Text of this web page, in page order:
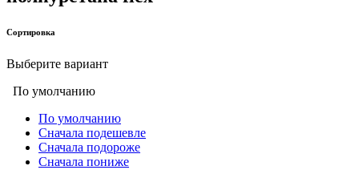
Сортировка
Выберите вариант
По умолчанию
По умолчанию
Сначала подешевле
Сначала подороже
Сначала пониже